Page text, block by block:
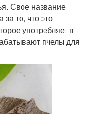
Свое название
то, что это
употребляет в
пчелы для